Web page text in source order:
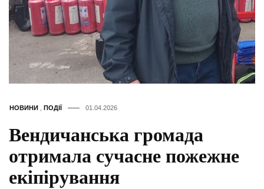
НОВИНИ ПОДІЇ 01.04.2026
Вендичанська громада
отримала сучасне пожежне
екіпірування